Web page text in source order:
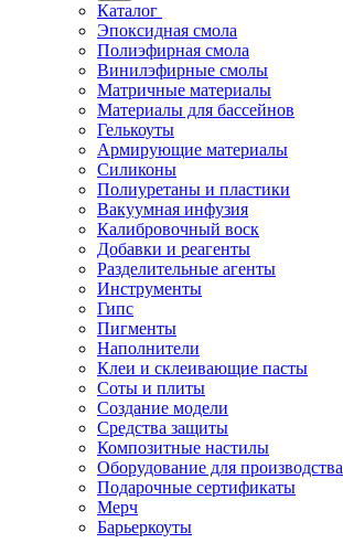
Каталог
Эпоксидная смола
Полиэфирная смола
Винилэфирные смолы
Матричные материалы
Материалы для бассейнов
Гелькоуты
Армирующие материалы
Силиконы
Полиуретаны и пластики
Вакуумная инфузия
Калибровочный воск
Добавки и реагенты
Разделительные агенты
Инструменты
Гипс
Пигменты
Наполнители
Клеи и склеивающие пасты
Соты и плиты
Создание модели
Средства защиты
Композитные настилы
Оборудование для производства
Подарочные сертификаты
Мерч
Барьеркоуты